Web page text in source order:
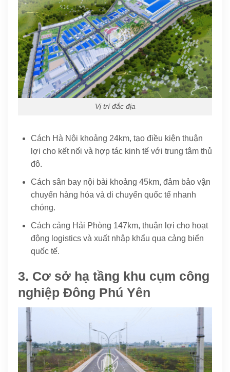
Vị trí đắc địa
Cách Hà Nội khoảng 24km, tạo điều kiện thuận
lợi cho kết nối và hợp tác kinh tế với trung tâm thủ
đô.
Cách sân bay nội bài khoảng 45km, đảm bảo vận
chuyển hàng hóa và di chuyển quốc tế nhanh
chóng.
Cách cảng Hải Phòng 147km, thuận lợi cho hoạt
động logistics và xuất nhập khẩu qua cảng biển
quốc tế.
3. Cơ sở hạ tầng khu cụm công
nghiệp Đông Phú Yên